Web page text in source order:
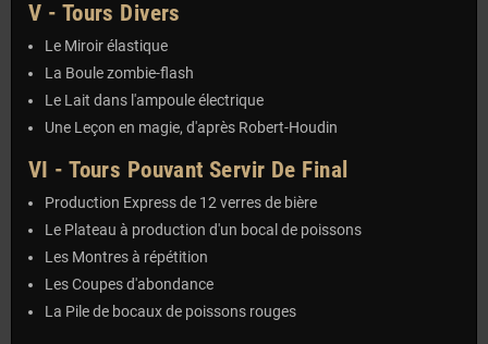
V - Tours Divers
Le Miroir élastique
La Boule zombie-flash
Le Lait dans l'ampoule électrique
Une Leçon en magie, d'après Robert-Houdin
VI - Tours Pouvant Servir De Final
Production Express de 12 verres de bière
Le Plateau à production d'un bocal de poissons
Les Montres à répétition
Les Coupes d'abondance
La Pile de bocaux de poissons rouges